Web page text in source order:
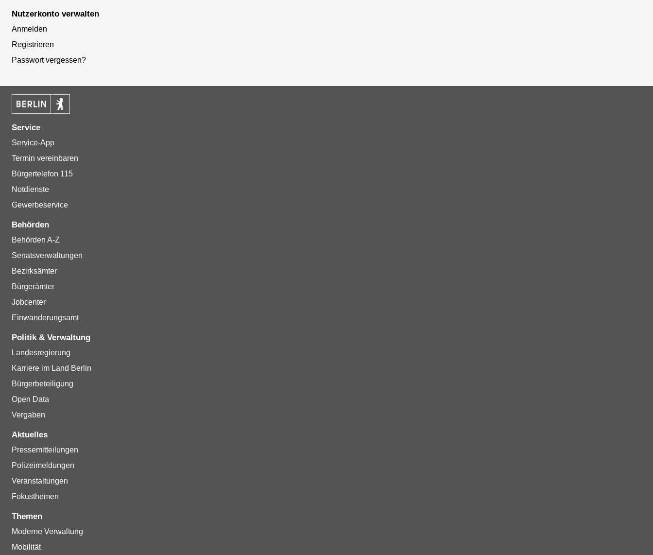
Nutzerkonto verwalten
Anmelden
Registrieren
Passwort vergessen?
Service
Service-App
Termin vereinbaren
Bürgertelefon 115
Notdienste
Gewerbeservice
Behörden
Behörden A-Z
Senatsverwaltungen
Bezirksämter
Bürgerämter
Jobcenter
Einwanderungsamt
Politik & Verwaltung
Landesregierung
Karriere im Land Berlin
Bürgerbeteiligung
Open Data
Vergaben
Aktuelles
Pressemitteilungen
Polizeimeldungen
Veranstaltungen
Fokusthemen
Themen
Moderne Verwaltung
Mobilität